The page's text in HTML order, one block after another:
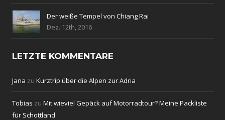
Der weiße Tempel von Chiang Rai
Dez. 12th, 2016
LETZTE KOMMENTARE
Jana zuKurztrip über die Alpen zur Adria
Tobias zuMit wieviel Gepäck auf Motorradtour? Meine Packliste
für Schottland